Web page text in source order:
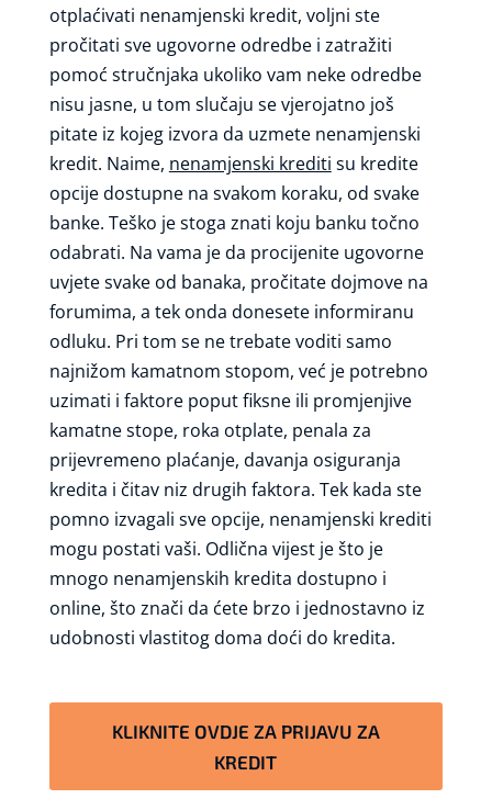
otplaćivati nenamjenski kredit, voljni ste
pročitati sve ugovorne odredbe i zatražiti
pomoć stručnjaka ukoliko vam neke odredbe
nisu jasne, u tom slučaju se vjerojatno još
pitate iz kojeg izvora da uzmete nenamjenski
kredit. Naime, nenamjenski krediti su kredite
opcije dostupne na svakom koraku, od svake
banke. Teško je stoga znati koju banku točno
odabrati. Na vama je da procijenite ugovorne
uvjete svake od banaka, pročitate dojmove na
forumima, a tek onda donesete informiranu
odluku. Pri tom se ne trebate voditi samo
najnižom kamatnom stopom, već je potrebno
uzimati i faktore poput fiksne ili promjenjive
kamatne stope, roka otplate, penala za
prijevremeno plaćanje, davanja osiguranja
kredita i čitav niz drugih faktora. Tek kada ste
pomno izvagali sve opcije, nenamjenski krediti
mogu postati vaši. Odlična vijest je što je
mnogo nenamjenskih kredita dostupno i
online, što znači da ćete brzo i jednostavno iz
udobnosti vlastitog doma doći do kredita.
KLIKNITE OVDJE ZA PRIJAVU ZA
KREDIT